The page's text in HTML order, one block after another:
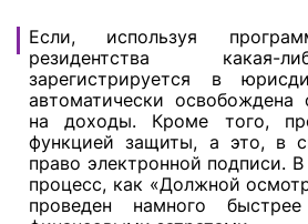
Если, используя
резидентства какая-
зарегистрируется в
автоматически освобождена
на доходы. Кроме того,
функцией защиты, а это, в
право электронной подписи.
процесс, как «Должной
проведен намного